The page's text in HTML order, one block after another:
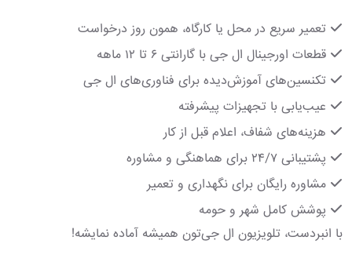
تعمیر سریع در محل یا کارگاه، همون روز درخواست
قطعات اورجینال ال جی با گارانتی ۶ تا ۱۲ ماهه
تکنسین‌های آموزش‌دیده برای فناوری‌های ال جی
عیب‌یابی با تجهیزات پیشرفته
هزینه‌های شفاف، اعلام قبل از کار
پشتیبانی ۲۴/۷ برای هماهنگی و مشاوره
مشاوره رایگان برای نگهداری و تعمیر
پوشش کامل شهر و حومه
با انبردست، تلویزیون ال جی‌تون همیشه آماده نمایشه!